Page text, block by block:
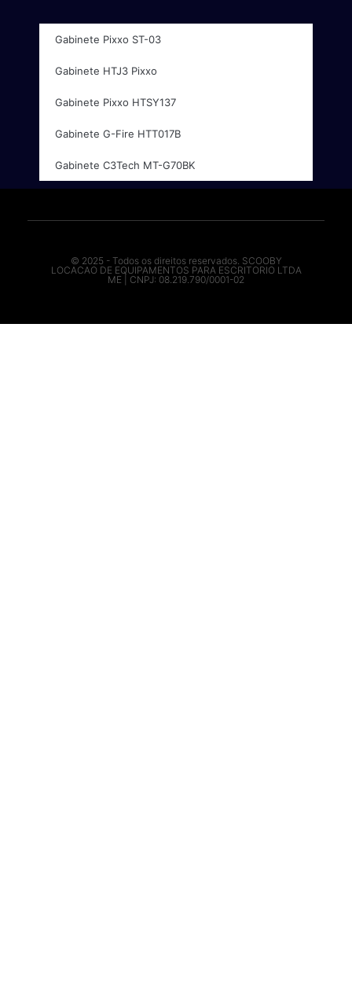
Gabinete Pixxo ST-03
Gabinete HTJ3 Pixxo
Gabinete Pixxo HTSY137
Gabinete G-Fire HTT017B
Gabinete C3Tech MT-G70BK
© 2025 - Todos os direitos reservados. SCOOBY
LOCACAO DE EQUIPAMENTOS PARA ESCRITORIO LTDA
ME | CNPJ: 08.219.790/0001-02